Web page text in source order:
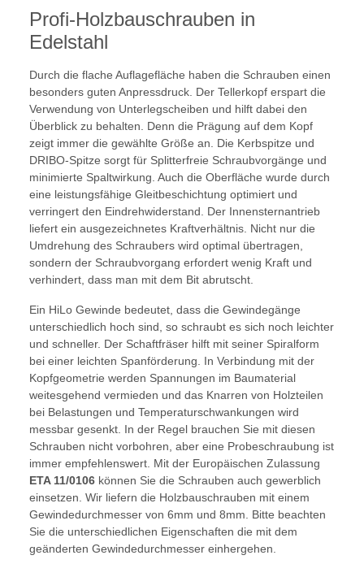
Profi-Holzbauschrauben in
Edelstahl
Durch die flache Auflagefläche haben die Schrauben einen
besonders guten Anpressdruck. Der Tellerkopf erspart die
Verwendung von Unterlegscheiben und hilft dabei den
Überblick zu behalten. Denn die Prägung auf dem Kopf
zeigt immer die gewählte Größe an. Die Kerbspitze und
DRIBO-Spitze sorgt für Splitterfreie Schraubvorgänge und
minimierte Spaltwirkung. Auch die Oberfläche wurde durch
eine leistungsfähige Gleitbeschichtung optimiert und
verringert den Eindrehwiderstand. Der Innensternantrieb
liefert ein ausgezeichnetes Kraftverhältnis. Nicht nur die
Umdrehung des Schraubers wird optimal übertragen,
sondern der Schraubvorgang erfordert wenig Kraft und
verhindert, dass man mit dem Bit abrutscht.
Ein HiLo Gewinde bedeutet, dass die Gewindegänge
unterschiedlich hoch sind, so schraubt es sich noch leichter
und schneller. Der Schaftfräser hilft mit seiner Spiralform
bei einer leichten Spanförderung. In Verbindung mit der
Kopfgeometrie werden Spannungen im Baumaterial
weitesgehend vermieden und das Knarren von Holzteilen
bei Belastungen und Temperaturschwankungen wird
messbar gesenkt. In der Regel brauchen Sie mit diesen
Schrauben nicht vorbohren, aber eine Probeschraubung ist
immer empfehlenswert. Mit der Europäischen Zulassung
ETA 11/0106 können Sie die Schrauben auch gewerblich
einsetzen. Wir liefern die Holzbauschrauben mit einem
Gewindedurchmesser von 6mm und 8mm. Bitte beachten
Sie die unterschiedlichen Eigenschaften die mit dem
geänderten Gewindedurchmesser einhergehen.